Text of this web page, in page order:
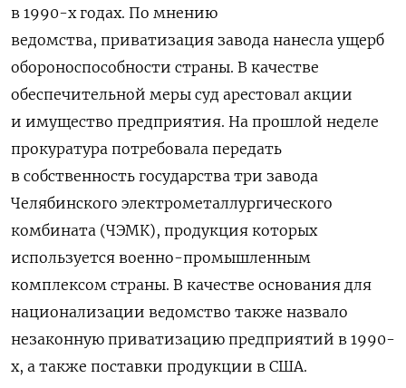
в 1990-х годах. По мнению
ведомства, приватизация завода нанесла ущерб
обороноспособности страны. В качестве
обеспечительной меры суд арестовал акции
и имущество предприятия. На прошлой неделе
прокуратура потребовала передать
в собственность государства три завода
Челябинского электрометаллургического
комбината (ЧЭМК), продукция которых
используется военно-промышленным
комплексом страны. В качестве основания для
национализации ведомство также назвало
незаконную приватизацию предприятий в 1990-
х, а также поставки продукции в США.